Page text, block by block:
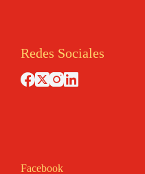
Redes Sociales
Facebook